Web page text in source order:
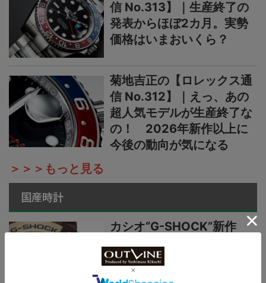
信 No.313】｜生産終了の
発表からほぼ2カ月。実勢
価格はいまおいくら？
菊地吉正の【ロレックス通
信 No.312】｜えっ、あの
超人気モデルが生産終了な
の！ 2026年新作以上に
今後の動向が気になる
＞＞＞もっと見る
国産時計
カシオ“G-SHOCK”新作
×ブラウン”で3機種】黄金
の地平線をテーマにし